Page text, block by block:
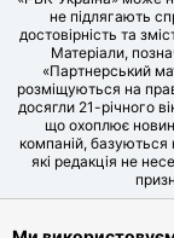
не підлягають
достовірність та
Матеріали,
«Партнерський
розміщуються на
досягли 21-річного
що охоплює
компаній, базуються
які редакція не